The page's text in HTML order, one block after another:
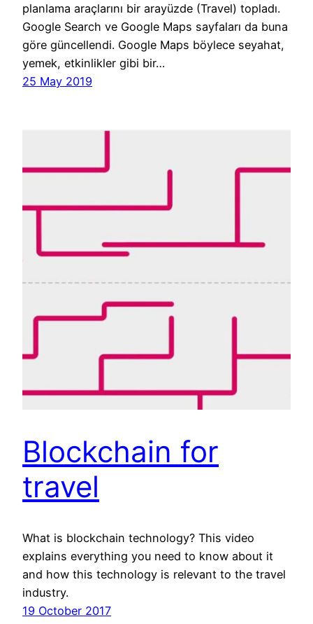
planlama araçlarını bir arayüzde (Travel) topladı.
Google Search ve Google Maps sayfaları da buna
göre güncellendi. Google Maps böylece seyahat,
yemek, etkinlikler gibi bir…
25 May 2019
Blockchain for
travel
What is blockchain technology? This video
explains everything you need to know about it
and how this technology is relevant to the travel
industry.
19 October 2017